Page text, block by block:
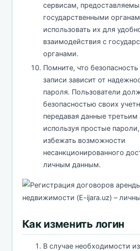
сервисам,
государственными
использовать их для
взаимодействия с
органами.
Помните, что
записи зависит от
пароля. Пользователи
безопасностью своих
передавая данные
используя простые
избежать возможности
несанкционированного
личным данным.
Как изменить логин
В случае необходимости